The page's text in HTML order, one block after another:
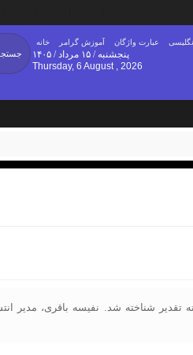
خانه آموزش گرامر عبارت واژگان
پنجشنبه / ۱۵ مرداد / ۱۴۰۵
Thursday, 6 August , 2026
در سال ۱۴۰۰، از سوی سازمان انتشارات جهاد دانشگاهی شایسته تقدیر شناخته